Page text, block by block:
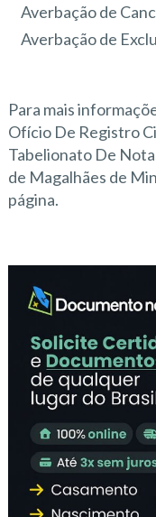
Averbação de
Averbação de
Para mais
Ofício De Registro
Tabelionato De
de Magalhães de
página.